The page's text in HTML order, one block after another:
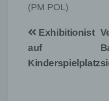
(PM POL)
Exhibitionist
auf
Kinderspielplatz